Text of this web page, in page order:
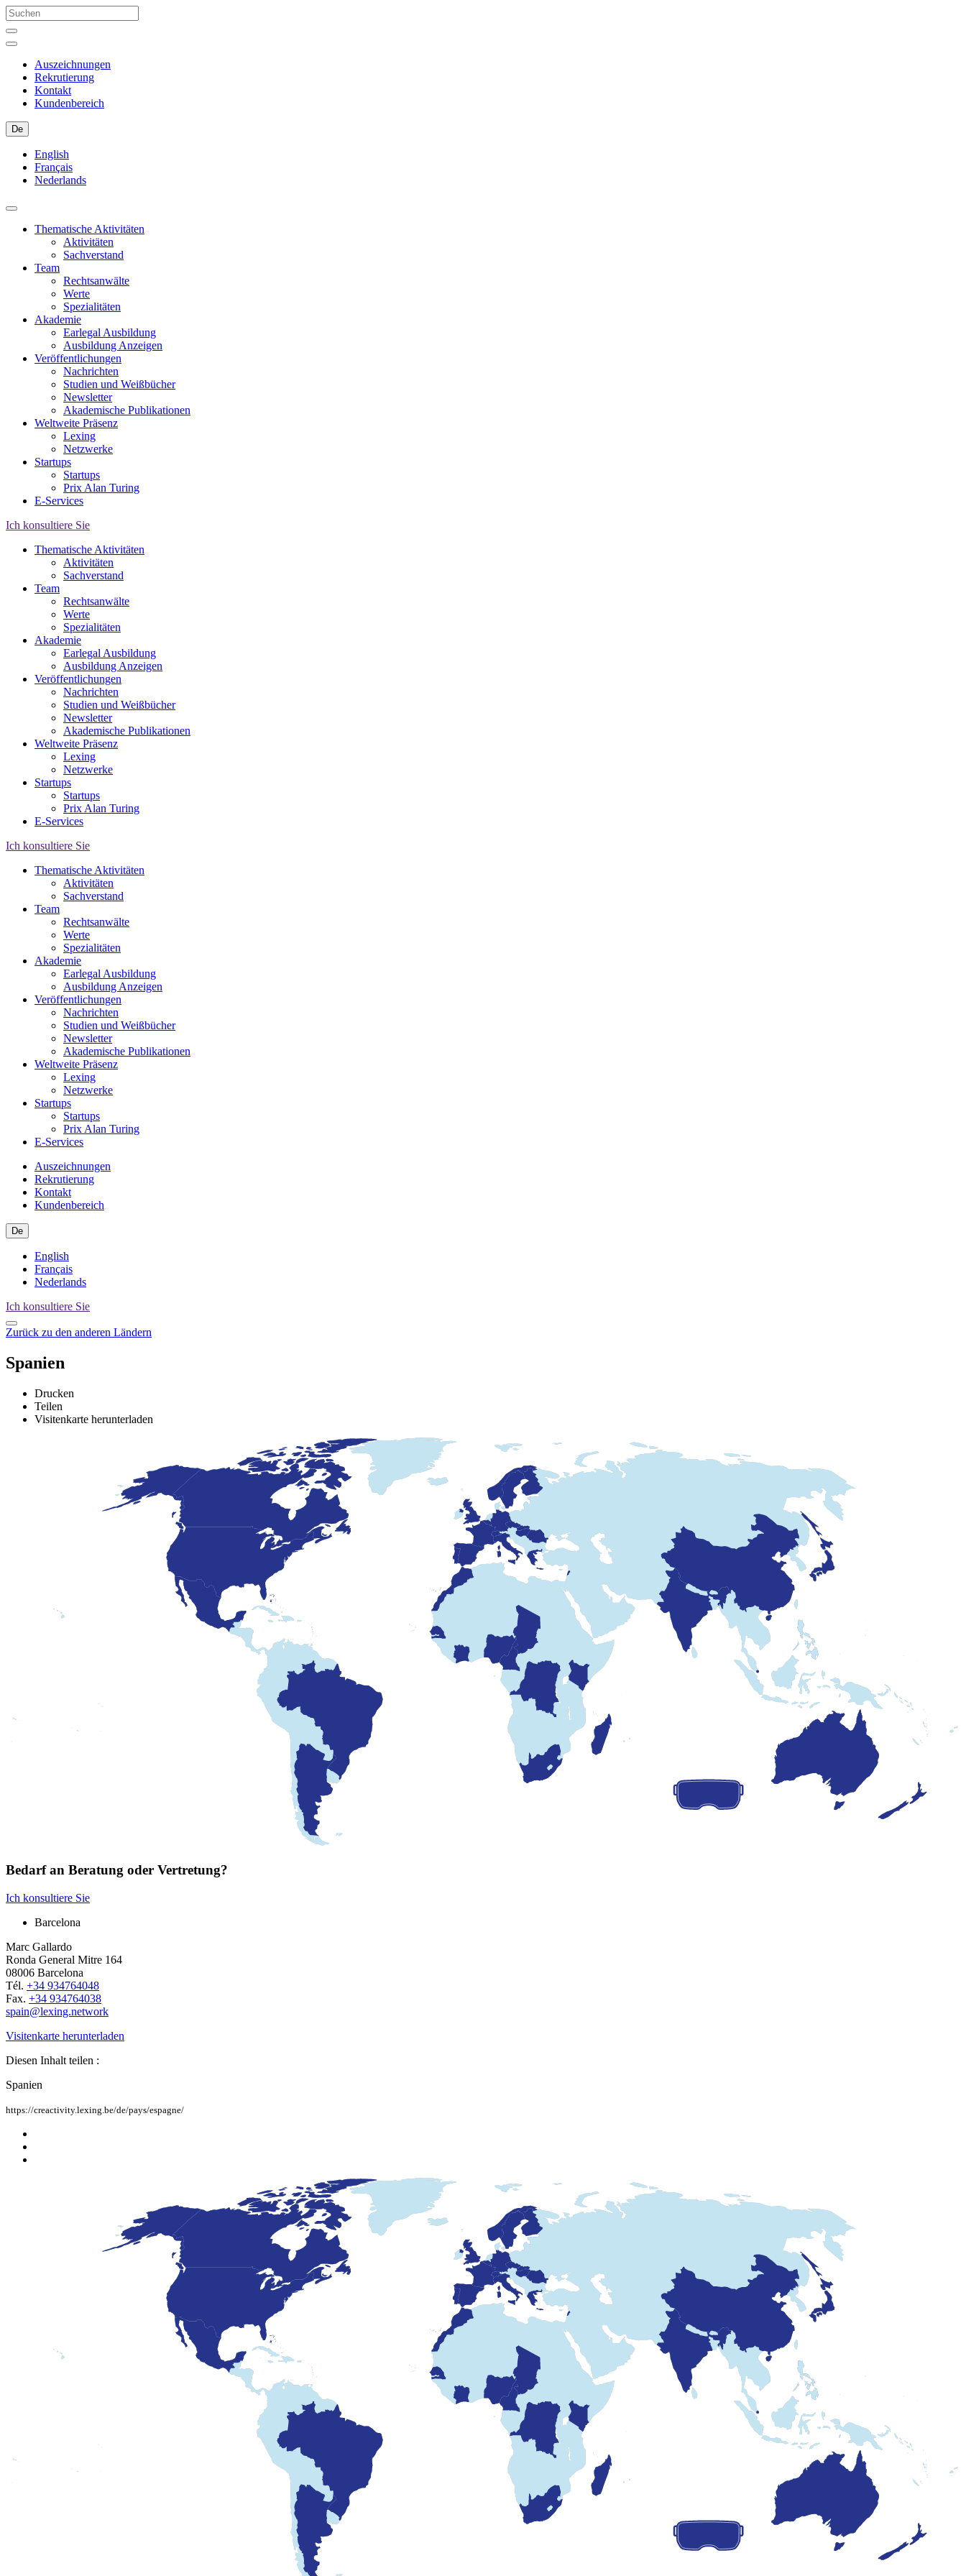
Auszeichnungen
Rekrutierung
Kontakt
Kundenbereich
De
English
Français
Nederlands
Thematische Aktivitäten
Aktivitäten
Sachverstand
Team
Rechtsanwälte
Werte
Spezialitäten
Akademie
Earlegal Ausbildung
Ausbildung Anzeigen
Veröffentlichungen
Nachrichten
Studien und Weißbücher
Newsletter
Akademische Publikationen
Weltweite Präsenz
Lexing
Netzwerke
Startups
Startups
Prix Alan Turing
E-Services
Ich konsultiere Sie
Thematische Aktivitäten
Aktivitäten
Sachverstand
Team
Rechtsanwälte
Werte
Spezialitäten
Akademie
Earlegal Ausbildung
Ausbildung Anzeigen
Veröffentlichungen
Nachrichten
Studien und Weißbücher
Newsletter
Akademische Publikationen
Weltweite Präsenz
Lexing
Netzwerke
Startups
Startups
Prix Alan Turing
E-Services
Ich konsultiere Sie
Thematische Aktivitäten
Aktivitäten
Sachverstand
Team
Rechtsanwälte
Werte
Spezialitäten
Akademie
Earlegal Ausbildung
Ausbildung Anzeigen
Veröffentlichungen
Nachrichten
Studien und Weißbücher
Newsletter
Akademische Publikationen
Weltweite Präsenz
Lexing
Netzwerke
Startups
Startups
Prix Alan Turing
E-Services
Auszeichnungen
Rekrutierung
Kontakt
Kundenbereich
De
English
Français
Nederlands
Ich konsultiere Sie
Zurück zu den anderen Ländern
Spanien
Drucken
Teilen
Visitenkarte herunterladen
Bedarf an Beratung oder Vertretung?
Ich konsultiere Sie
Barcelona
Marc Gallardo
Ronda General Mitre 164
08006 Barcelona
Tél. +34 934764048
Fax. +34 934764038
spain@lexing.network
Visitenkarte herunterladen
Diesen Inhalt teilen :
Spanien
https://creactivity.lexing.be/de/pays/espagne/